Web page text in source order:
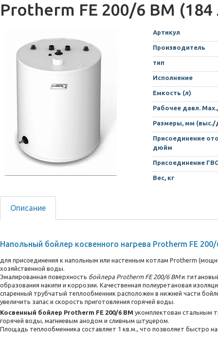
Protherm FE 200/6 BM (184
Артикул
Производитель
тип
Исполнение
Емкость (л)
Рабочее давл.
Размеры, мм (выс./
Присоединение
дюйм
Присоединение
Вес, кг
Описание
Напольный бойлер косвенного нагрева Protherm FE 200/
для присоединения к напольным или настенным котлам Protherm
хозяйственной воды.
Эмалированная поверхность бойлера Protherm FE 200/6 BMи
образования накипи и коррозии. Качественная полиуретановая
спаренный трубчатый теплообменник расположен в нижней части
увеличить запас и скорость приготовления горячей воды.
Косвенный бойлер Protherm FE 200/6 BM укомплектован стальным
горячей воды, магниевым анодом и сливным штуцером.
Площадь теплообменника составляет 1 кв.м., что позволяет быстро